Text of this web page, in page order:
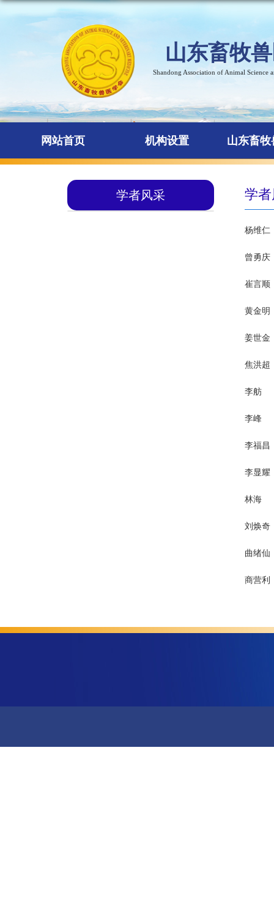
山东畜牧
Shandong Association of Animal Science
网站首页 机构设置 山东畜
学者风采 学
杨维仁
曾勇庆
崔言顺
黄金明
姜世金
焦洪超
李舫
李峰
李福昌
李显耀
林海
刘焕奇
曲绪仙
商营利